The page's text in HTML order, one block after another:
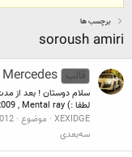
برچسب ها
soroush amiri
قالب
سلام دوستان ! بعد از
لطفا :) Max2009 , Mental ray
XEXIDGE موضوع
سه‌بعدی